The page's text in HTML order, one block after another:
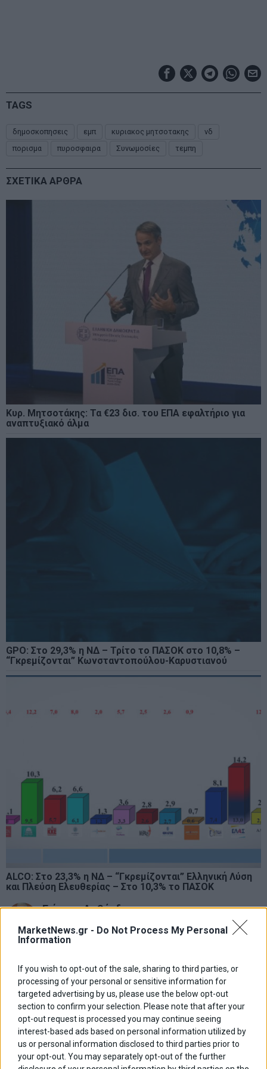
MarketNews.gr - Do Not Process My Personal
Information
If you wish to opt-out of the sale, sharing to third parties, or
processing of your personal or sensitive information for
targeted advertising by us, please use the below opt-out
section to confirm your selection. Please note that after your
opt-out request is processed you may continue seeing
interest-based ads based on personal information utilized by
us or personal information disclosed to third parties prior to
your opt-out. You may separately opt-out of the further
TAGS
δημοσκοπησεις εμπ κυριακος μητσοτακης
νδ
πορισμα
πυροσφαιρα Συνωμοσίες τεμπη
ΣΧΕΤΙΚΑ ΑΡΘΡΑ
Κυρ. Μητσοτάκης: Τα €23 δισ. του ΕΠΑ εφαλτήριο για
αναπτυξιακό άλμα
GPO: Στο 29,3% η ΝΔ – Τρίτο το ΠΑΣΟΚ στο 10,8% –
“Γκρεμίζονται” Κωνσταντοπούλου-Καρυστιανού
ALCO: Στο 23,3% η ΝΔ – “Γκρεμίζονται” Ελληνική Λύση
και Πλεύση Ελευθερίας – Στο 10,3% το ΠΑΣΟΚ
Γιάννης Λοβέρδος
άρθρων
Previous
Ήρθε το Citroen C3 Aircross
Μειώθηκαν κατά 12,4% οι
εγγεγραμμένοι άνεργοι τον
ΑΡΘΡΟΓΡΑΦΟΙ
Ελευθερία Κούρταλη
Οι «τιμωροί» των ομολόγων επέστρεψαν